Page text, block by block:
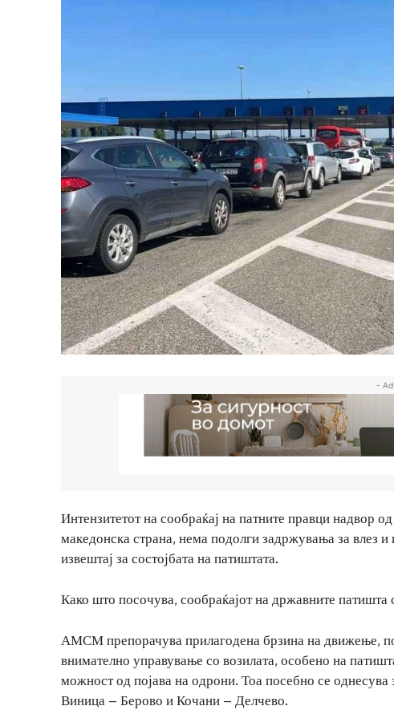
-
Интензитетот на сообраќај на патните правци надвор
македонска страна, нема подолги задржувања за
извештај за состојбата на патиштата.
Како што посочува, сообраќајот на државните патишта
АМСМ препорачува прилагодена брзина на движење,
внимателно управување со возилата, особено на
можност од појава на одрони. Тоа посебно се
Виница – Берово и Кочани – Делчево.